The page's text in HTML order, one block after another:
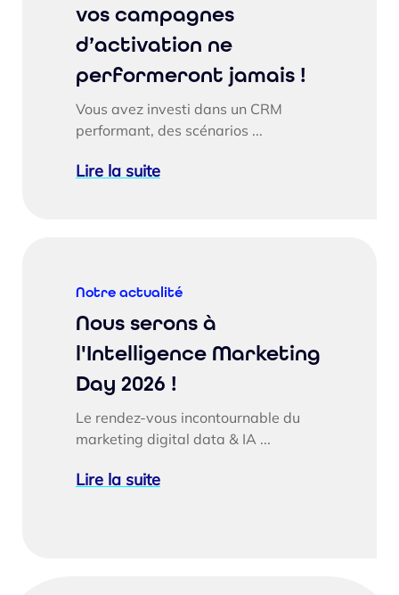
vos campagnes
d’activation ne
performeront jamais !
Vous avez investi dans un CRM
performant, des scénarios ...
Lire la suite
Notre actualité
Nous serons à
l'Intelligence Marketing
Day 2026 !
Le rendez-vous incontournable du
marketing digital data & IA ...
Lire la suite